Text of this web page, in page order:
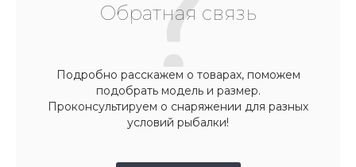
Обратная связь
Подробно расскажем о товарах, поможем
подобрать модель и размер.
Проконсультируем о снаряжении для разных
условий рыбалки!